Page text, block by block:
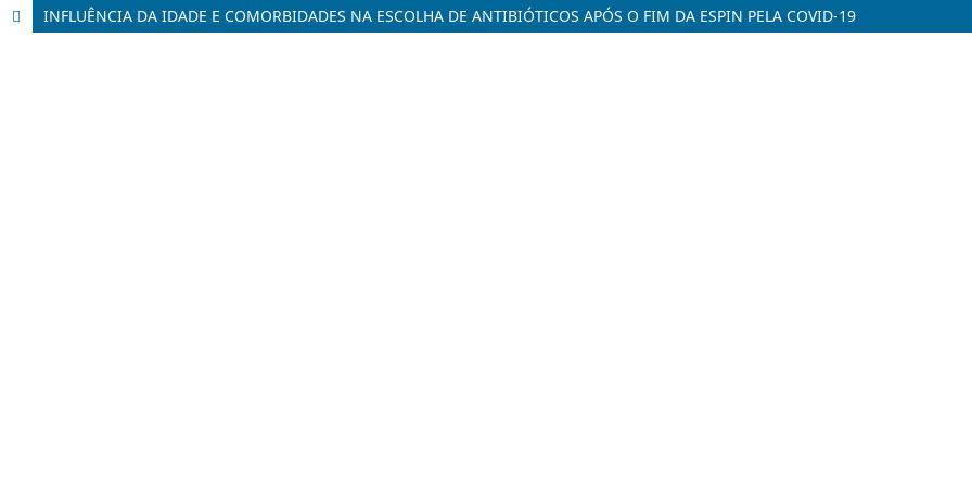
INFLUÊNCIA DA IDADE E COMORBIDADES NA ESCOLHA DE ANTIBIÓTICOS APÓS O FIM DA ESPIN PELA COVID-19